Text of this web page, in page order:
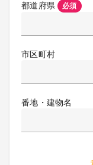
都道府県 必須
市区町村
番地・建物名